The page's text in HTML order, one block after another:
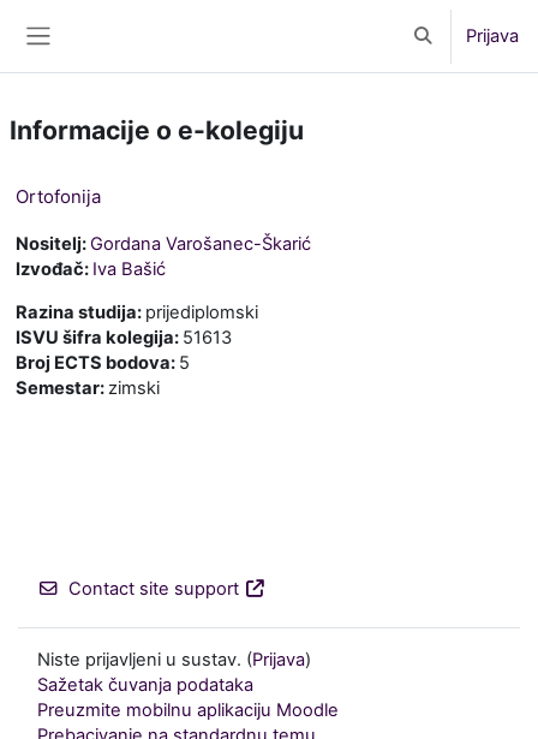
Toggle search
Prijava
Informacije o e-kolegiju
Ortofonija
Nositelj:Gordana Varošanec-Škarić
Izvođač: Iva Bašić
Razina studija: prijediplomski
ISVU šifra kolegija: 51613
Broj ECTS bodova: 5
Semestar:zimski
Contact site support
Niste prijavljeni u sustav. (Prijava)
Sažetak čuvanja podataka
Preuzmite mobilnu aplikaciju Moodle